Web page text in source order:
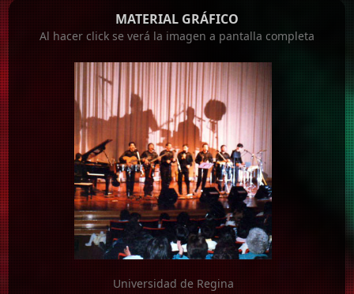
MATERIAL GRÁFICO
Al hacer click se verá la imagen a pantalla completa
Universidad de Regina